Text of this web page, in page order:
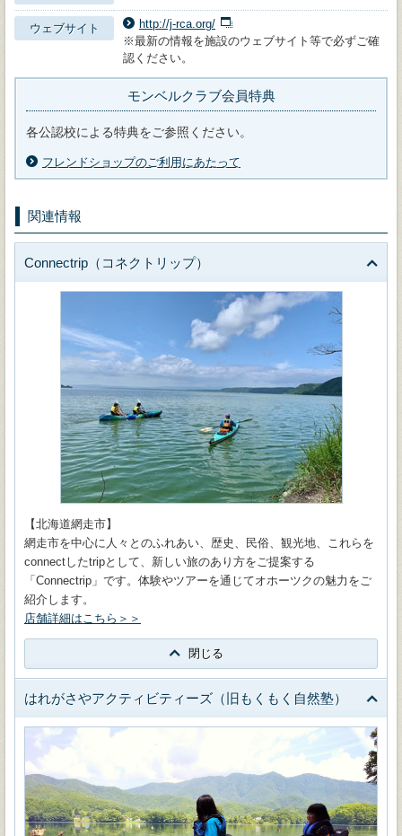
ウェブサイト
http://j-rca.org/
※最新の情報を施設のウェブサイト等で必ずご確
認ください。
モンベルクラブ会員特典
各公認校による特典をご参照ください。
フレンドショップのご利用にあたって
関連情報
Connectrip（コネクトリップ）
【北海道網走市】
網走市を中心に人々とのふれあい、歴史、民俗、観光地、これらを
connectしたtripとして、新しい旅のあり方をご提案する
「Connectrip」です。体験やツアーを通じてオホーツクの魅力をご
紹介します。
店舗詳細はこちら＞＞
閉じる
はれがさやアクティビティーズ（旧もくもく自然塾）